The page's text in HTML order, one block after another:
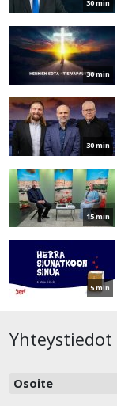
30 min
30 min
30 min
15 min
5 min
Yhteystiedot
Osoite